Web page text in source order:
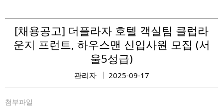
[채용공고] 더플라자 호텔 객실팀 클럽라
운지 프런트, 하우스맨 신입사원 모집 (서
울5성급)
관리자 2025-09-17
첨부파일